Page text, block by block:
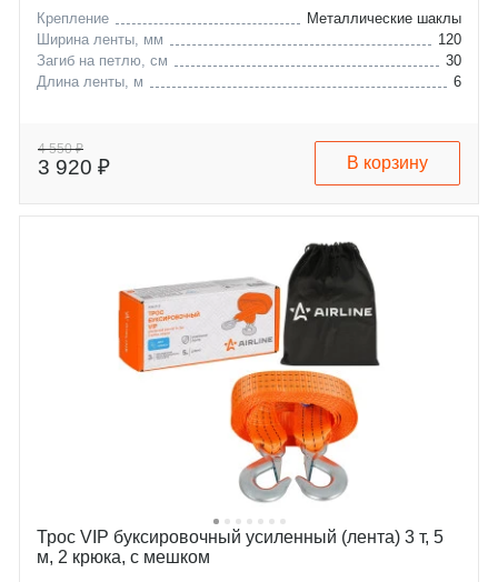
Крепление
Металлические шаклы
Ширина ленты, мм
120
Загиб на петлю, см
30
Длина ленты, м
6
4 550 ₽
3 920 ₽ В корзину
Трос VIP буксировочный усиленный (лента) 3 т, 5
м, 2 крюка, с мешком